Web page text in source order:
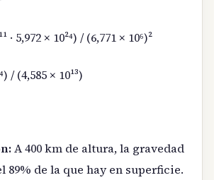
· 5,972 × 10²⁴) / (6,771 × 10⁶)²
/ (4,585 × 10¹³)
A 400 km de altura, la gravedad
89% de la que hay en superficie.